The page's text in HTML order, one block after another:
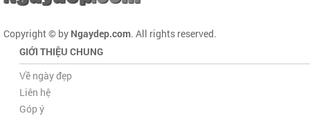
Copyright © by Ngaydep.com. All rights reserved.
GIỚI THIỆU CHUNG
Về ngày đẹp
Liên hệ
Góp ý